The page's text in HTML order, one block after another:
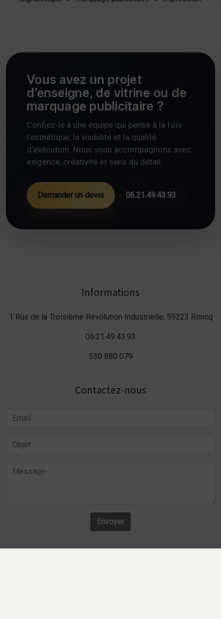
Vous avez un projet
d’enseigne, de vitrine ou de
marquage publicitaire ?
Confiez-le à une équipe qui pense à la fois
l’esthétique, la visibilité et la qualité
d’exécution. Nous vous accompagnons avec
exigence, créativité et sens du détail.
Demander un devis 06.21.49.43.93
Informations
1 Rue de la Troisième Révolution Industrielle, 59223 Roncq
06.21.49.43.93
530 880 079
Contactez-nous
Envoyer